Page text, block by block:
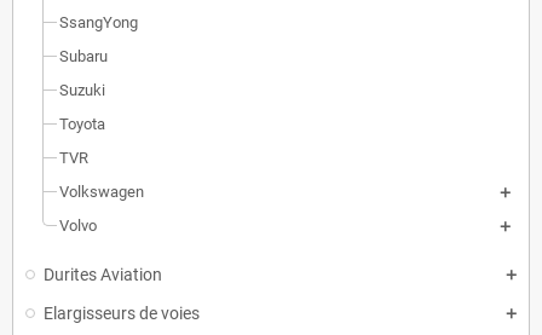
SsangYong
Subaru
Suzuki
Toyota
TVR
Volkswagen
Volvo
Durites Aviation
Elargisseurs de voies